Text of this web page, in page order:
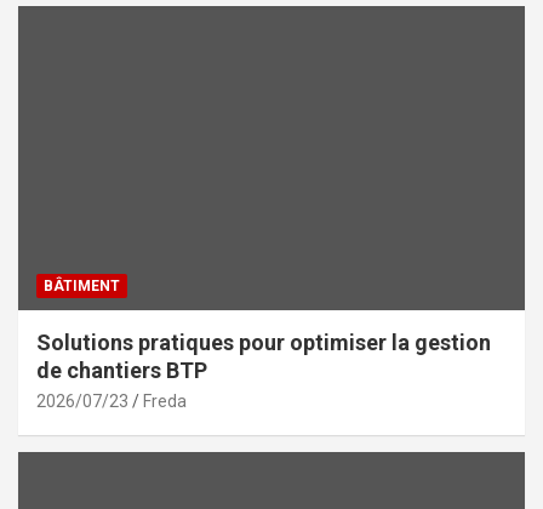
BÂTIMENT
Solutions pratiques pour optimiser la gestion
de chantiers BTP
2026/07/23 Freda